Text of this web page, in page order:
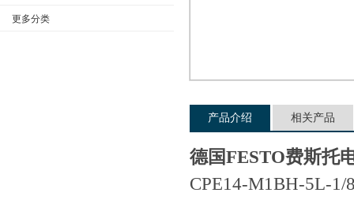
更多分类
产品介绍 相关产品
德国FESTO费斯托
CPE14-M1BH-5L-1/